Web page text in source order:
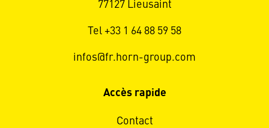
77127 Lieusaint
Tel +33 1 64 88 59 58
infos@fr.horn-group.com
Accès rapide
Contact